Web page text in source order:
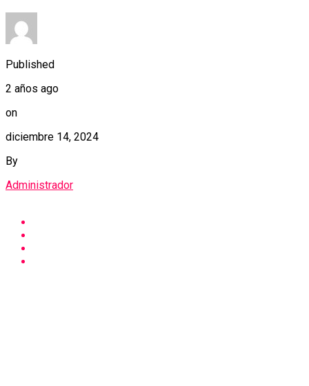
Published
2 años ago
on
diciembre 14, 2024
By
Administrador